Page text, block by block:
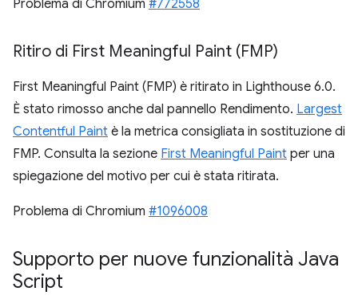
Problema di Chromium #772558
Ritiro di First Meaningful Paint (FMP)
First Meaningful Paint (FMP) è ritirato in Lighthouse 6.0.
È stato rimosso anche dal pannello Rendimento. Largest
Contentful Paint è la metrica consigliata in sostituzione di
FMP. Consulta la sezione First Meaningful Paint per una
spiegazione del motivo per cui è stata ritirata.
Problema di Chromium #1096008
Supporto per nuove funzionalità Java
Script